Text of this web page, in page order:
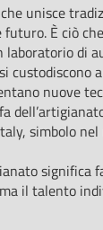
unisce
È ciò
laboratorio di
custodiscono
nuove
simbolo nel
significa
il talento